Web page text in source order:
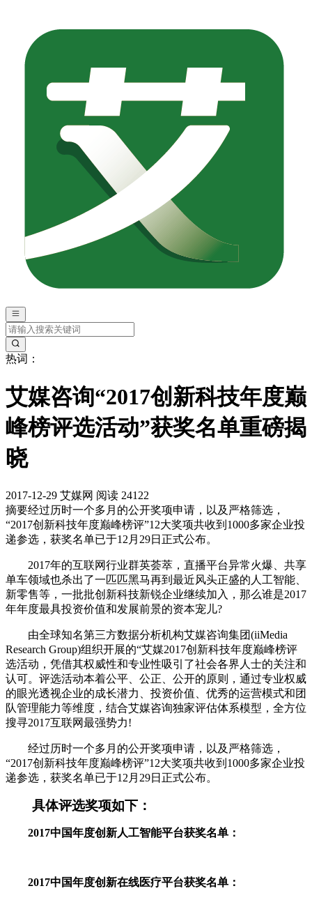
热词：
艾媒咨询“2017创新科技年度巅
峰榜评选活动”获奖名单重磅揭
晓
2017-12-29 艾媒网 阅读 24122
摘要经过历时一个多月的公开奖项申请，以及严格筛选，
“2017创新科技年度巅峰榜评”12大奖项共收到1000多家企业投
递参选，获奖名单已于12月29日正式公布。
2017年的互联网行业群英荟萃，直播平台异常火爆、共享
单车领域也杀出了一匹匹黑马再到最近风头正盛的人工智能、
新零售等，一批批创新科技新锐企业继续加入，那么谁是2017
年年度最具投资价值和发展前景的资本宠儿?
由全球知名第三方数据分析机构艾媒咨询集团(iiMedia
Research Group)组织开展的“艾媒2017创新科技年度巅峰榜评
选活动，凭借其权威性和专业性吸引了社会各界人士的关注和
认可。评选活动本着公平、公正、公开的原则，通过专业权威
的眼光透视企业的成长潜力、投资价值、优秀的运营模式和团
队管理能力等维度，结合艾媒咨询独家评估体系模型，全方位
搜寻2017互联网最强势力!
经过历时一个多月的公开奖项申请，以及严格筛选，
“2017创新科技年度巅峰榜评”12大奖项共收到1000多家企业投
递参选，获奖名单已于12月29日正式公布。
具体评选奖项如下：
2017中国年度创新人工智能平台获奖名单：
2017中国年度创新在线医疗平台获奖名单：